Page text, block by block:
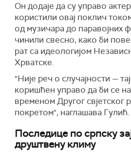
Он додаје да су управо
користили овај поклич
од музичара до паравојних
чинили свесно, како би
рат са идеологијом
Хрватске.
"Није реч о случајности —
коришћен управо да би се
временом Другог свјетског
покретом", наглашава Гулић.
Последице по српску
друштвену климу